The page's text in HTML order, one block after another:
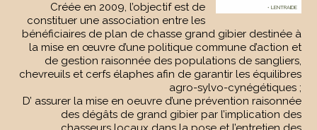
• LENTRAIDE
Créée en 2009, l’objectif est de
constituer une association entre les
bénéficiaires de plan de chasse grand gibier destinée à
la mise en œuvre d’une politique commune d’action et
de gestion raisonnée des populations de sangliers,
chevreuils et cerfs élaphes afin de garantir les équilibres
agro-sylvo-cynégétiques ;
D’ assurer la mise en oeuvre d’une prévention raisonnée
des dégâts de grand gibier par l’implication des